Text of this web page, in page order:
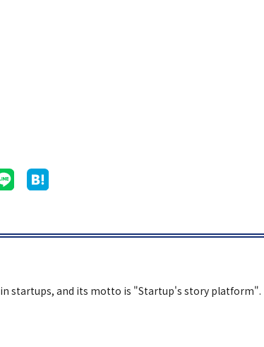
startups, and its motto is "Startup's story platform".